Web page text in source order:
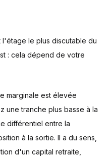
l'étage le plus discutable du
: cela dépend de votre
marginale est élevée
une tranche plus basse à la
différentiel entre la
à la sortie. Il a du sens,
d'un capital retraite,